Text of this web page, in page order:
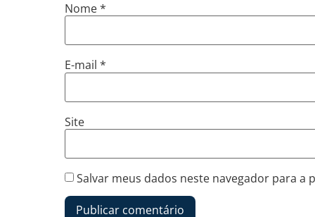
Nome*
E-mail *
Site
Salvar meus dados neste navegador para a